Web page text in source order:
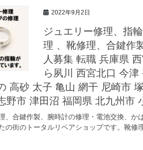
2022年9月2日
ジュエリー修理、指
理 、靴修理、合鍵作
人募集 転職 兵庫県
ら夙川 西宮北口 今
高砂 太子 亀山 網干 尼崎市
野市 津田沼 福岡県 北九州市
、合鍵作製、腕時計の修理・電池交換、
の街のトータルリペアショップです。靴